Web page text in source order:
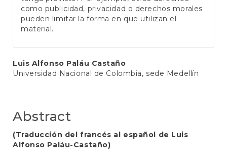
como publicidad, privacidad o derechos morales
pueden limitar la forma en que utilizan el
material.
Main
Article
Luis Alfonso Paláu Castaño
Universidad Nacional de Colombia, sede Medellín
Abstract
(Traducción del francés al español de Luis
Alfonso Paláu-Castaño)